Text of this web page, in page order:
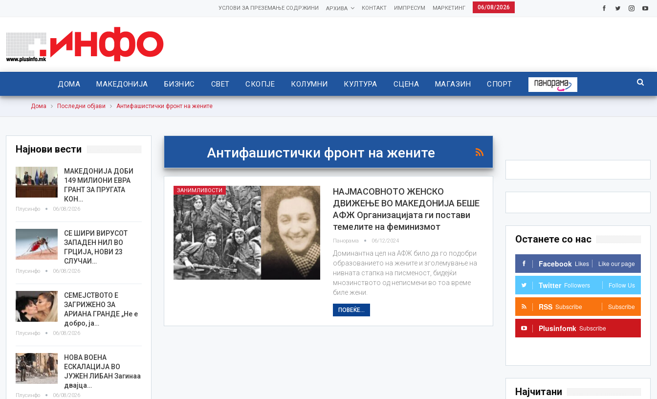
06/08/2026
МАРКЕТИНГ
ИМПРЕСУМ
КОНТАКТ
АРХИВА
УСЛОВИ ЗА ПРЕЗЕМАЊЕ СОДРЖИНИ
ДОМА МАКЕДОНИЈА БИЗНИС СВЕТ СКОПЈЕ КОЛУМНИ КУЛТУРА СЦЕНА МАГАЗИН СПОРТ
Дома Последни објави Антифашистички фронт на жените
Антифашистички фронт на жените
ЗАНИМЛИВОСТИ
НАЈМАСОВНОТО ЖЕНСКО
ДВИЖЕЊЕ ВО МАКЕДОНИЈА БЕШЕ
АФЖ Организацијата ги постави
темелите на феминизмот
Панорама 06/12/2024
Доминантна цел на АФЖ било да го подобри
образованието на жените и зголемување на
нивната стапка на писменост, бидејќи
мнозинството од неписмени во тоа време
биле жени.
ПОВЕЌЕ...
Останете со нас
Facebook Likes Like our page
Twitter Followers Follow Us
RSS Subscribe Subscribe
Plusinfomk Subscribe
Најчитани
Најнови вести
МАКЕДОНИЈА ДОБИ
149 МИЛИОНИ ЕВРА
ГРАНТ ЗА ПРУГАТА
КОН…
Плусинфо 06/08/2026
СЕ ШИРИ ВИРУСОТ
ЗАПАДЕН НИЛ ВО
ГРЦИЈА, НОВИ 23
СЛУЧАИ…
Плусинфо 06/08/2026
СЕМЕЈСТВОТО Е
ЗАГРИЖЕНО ЗА
АРИАНА ГРАНДЕ „Не е
добро, ја…
Плусинфо 06/08/2026
НОВА ВОЕНА
ЕСКАЛАЦИЈА ВО
ЈУЖЕН ЛИБАН Загинаа
двајца…
Плусинфо 06/08/2026